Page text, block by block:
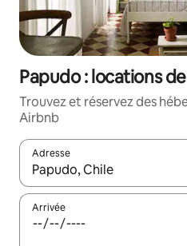
Papudo : locations
Trouvez et réservez des
Airbnb
Adresse
Lorsque les résultats
Arrivée